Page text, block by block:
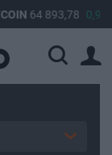
64 893,78 0,98%